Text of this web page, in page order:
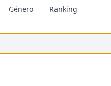
Género
Ranking
Bonus